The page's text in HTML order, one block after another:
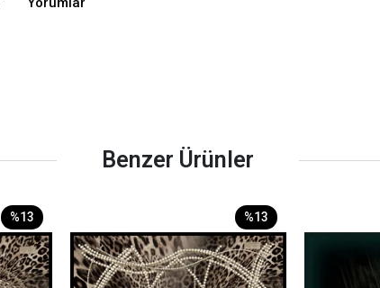
Benzer Ürünler
%13 %13